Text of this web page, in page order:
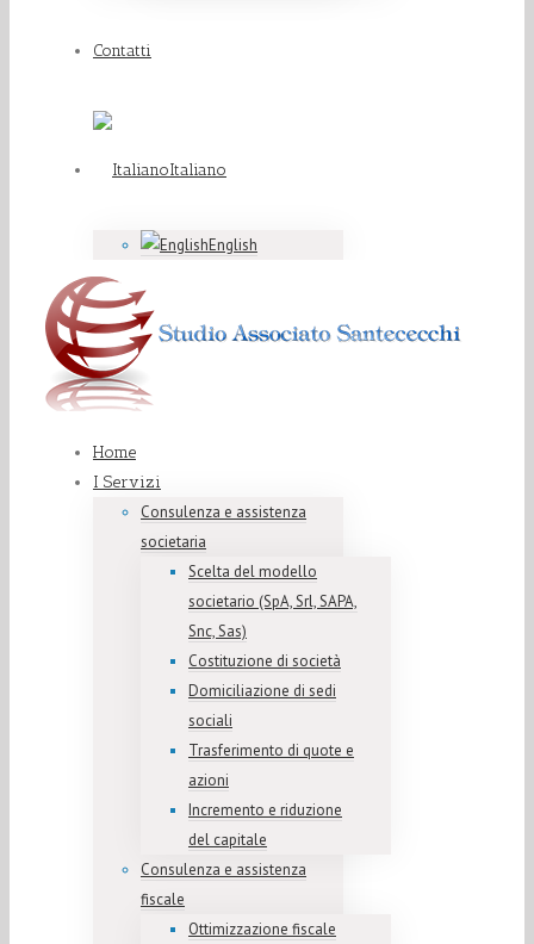
Contatti
Italiano
English
Home
I Servizi
Consulenza e assistenza
societaria
Scelta del modello
societario (SpA, Srl, SAPA,
Snc, Sas)
Costituzione di società
Domiciliazione di sedi
sociali
Trasferimento di quote e
azioni
Incremento e riduzione
del capitale
Consulenza e assistenza
fiscale
Ottimizzazione fiscale